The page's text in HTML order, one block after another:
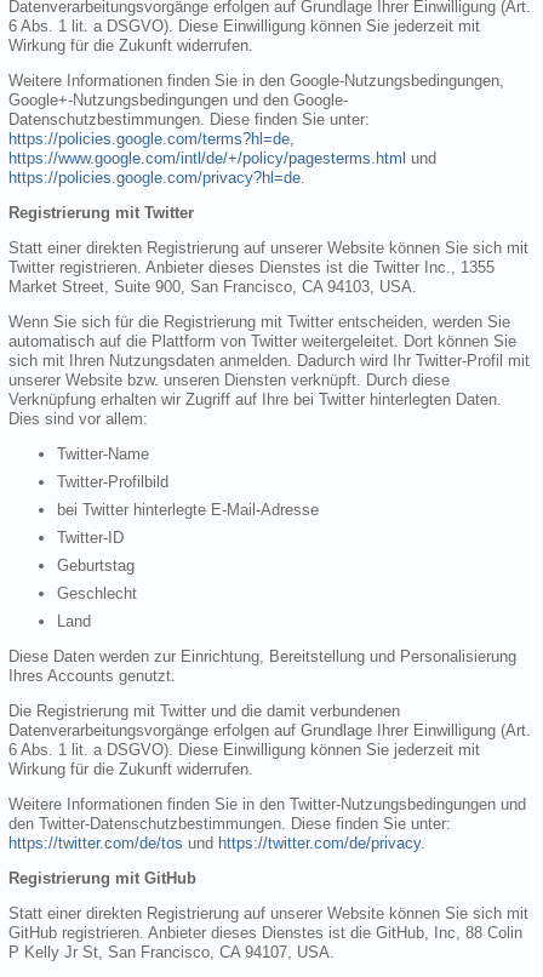
Datenverarbeitungsvorgänge erfolgen auf Grundlage Ihrer Einwilligung (Art.
6 Abs. 1 lit. a DSGVO). Diese Einwilligung können Sie jederzeit mit
Wirkung für die Zukunft widerrufen.
Weitere Informationen finden Sie in den Google-Nutzungsbedingungen,
Google+-Nutzungsbedingungen und den Google-
Datenschutzbestimmungen. Diese finden Sie unter:
https://policies.google.com/terms?hl=de,
https://www.google.com/intl/de/+/policy/pagesterms.html und
https://policies.google.com/privacy?hl=de.
Registrierung mit Twitter
Statt einer direkten Registrierung auf unserer Website können Sie sich mit
Twitter registrieren. Anbieter dieses Dienstes ist die Twitter Inc., 1355
Market Street, Suite 900, San Francisco, CA 94103, USA.
Wenn Sie sich für die Registrierung mit Twitter entscheiden, werden Sie
automatisch auf die Plattform von Twitter weitergeleitet. Dort können Sie
sich mit Ihren Nutzungsdaten anmelden. Dadurch wird Ihr Twitter-Profil mit
unserer Website bzw. unseren Diensten verknüpft. Durch diese
Verknüpfung erhalten wir Zugriff auf Ihre bei Twitter hinterlegten Daten.
Dies sind vor allem:
Twitter-Name
Twitter-Profilbild
bei Twitter hinterlegte E-Mail-Adresse
Twitter-ID
Geburtstag
Geschlecht
Land
Diese Daten werden zur Einrichtung, Bereitstellung und Personalisierung
Ihres Accounts genutzt.
Die Registrierung mit Twitter und die damit verbundenen
Datenverarbeitungsvorgänge erfolgen auf Grundlage Ihrer Einwilligung (Art.
6 Abs. 1 lit. a DSGVO). Diese Einwilligung können Sie jederzeit mit
Wirkung für die Zukunft widerrufen.
Weitere Informationen finden Sie in den Twitter-Nutzungsbedingungen und
den Twitter-Datenschutzbestimmungen. Diese finden Sie unter:
https://twitter.com/de/tos und https://twitter.com/de/privacy.
Registrierung mit GitHub
Statt einer direkten Registrierung auf unserer Website können Sie sich mit
GitHub registrieren. Anbieter dieses Dienstes ist die GitHub, Inc, 88 Colin
P Kelly Jr St, San Francisco, CA 94107, USA.